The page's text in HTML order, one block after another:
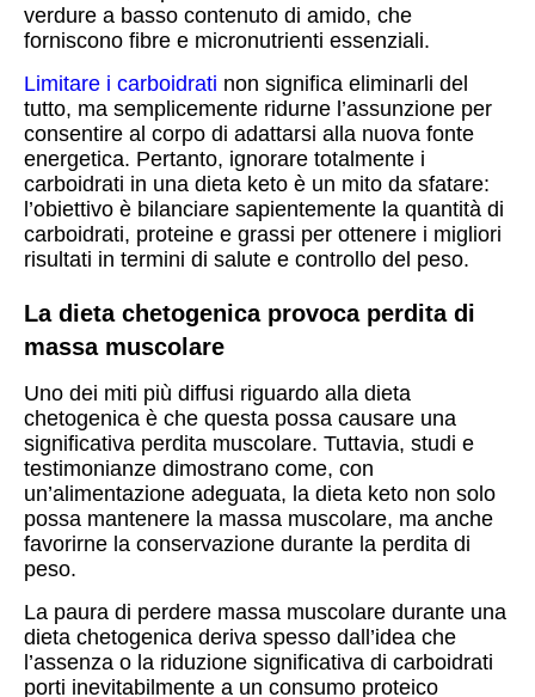
verdure a basso contenuto di amido, che
forniscono fibre e micronutrienti essenziali.
Limitare i carboidrati non significa eliminarli del
tutto, ma semplicemente ridurne l’assunzione per
consentire al corpo di adattarsi alla nuova fonte
energetica. Pertanto, ignorare totalmente i
carboidrati in una dieta keto è un mito da sfatare:
l’obiettivo è bilanciare sapientemente la quantità di
carboidrati, proteine e grassi per ottenere i migliori
risultati in termini di salute e controllo del peso.
La dieta chetogenica provoca perdita di
massa muscolare
Uno dei miti più diffusi riguardo alla dieta
chetogenica è che questa possa causare una
significativa perdita muscolare. Tuttavia, studi e
testimonianze dimostrano come, con
un’alimentazione adeguata, la dieta keto non solo
possa mantenere la massa muscolare, ma anche
favorirne la conservazione durante la perdita di
peso.
La paura di perdere massa muscolare durante una
dieta chetogenica deriva spesso dall’idea che
l’assenza o la riduzione significativa di carboidrati
porti inevitabilmente a un consumo proteico